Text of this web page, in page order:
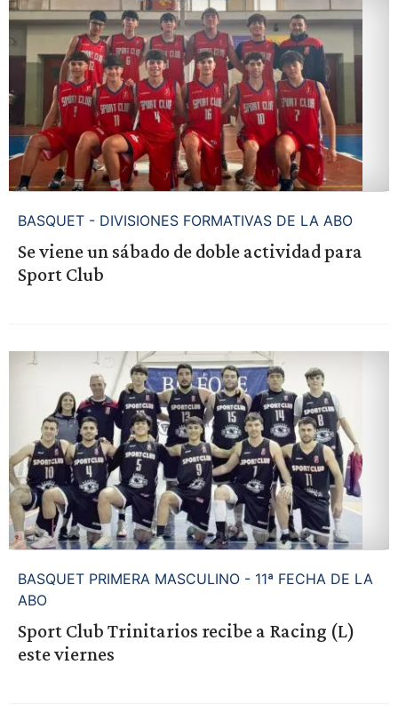
BASQUET - DIVISIONES FORMATIVAS DE LA ABO
Se viene un sábado de doble actividad para
Sport Club
BASQUET PRIMERA MASCULINO - 11ª FECHA DE LA
ABO
Sport Club Trinitarios recibe a Racing (L)
este viernes